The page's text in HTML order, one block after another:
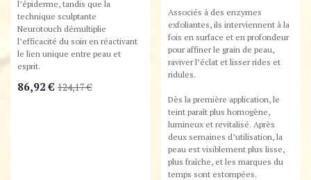
l’épiderme, tandis que la
technique sculptante
Neurotouch démultiplie
l’efficacité du soin en réactivant
le lien unique entre peau et
esprit.
86,92 € 124,17€
Associés à des enzymes
exfoliantes, ils interviennent à la
fois en surface et en profondeur
pour affiner le grain de peau,
raviver l’éclat et lisser rides et
ridules.
Dès la première application, le
teint paraît plus homogène,
lumineux et revitalisé. Après
deux semaines d’utilisation, la
peau est visiblement plus lisse,
plus fraîche, et les marques du
temps sont estompées.